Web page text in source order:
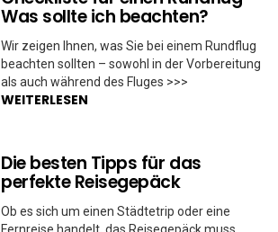
Was sollte ich beachten?
Wir zeigen Ihnen, was Sie bei einem Rundflug
beachten sollten – sowohl in der Vorbereitung
als auch während des Fluges >>>
WEITERLESEN
Die besten Tipps für das
perfekte Reisegepäck
Ob es sich um einen Städtetrip oder eine